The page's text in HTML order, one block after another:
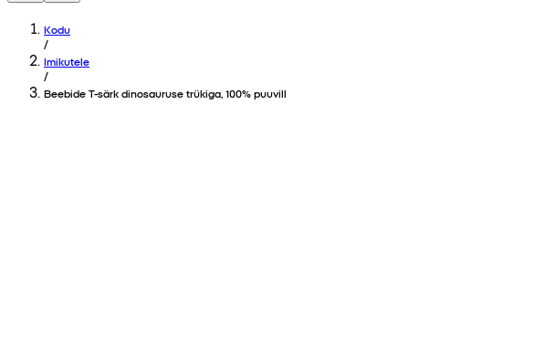
Kodu
/
Imikutele
/
Beebide T-särk dinosauruse trükiga, 100% puuvill